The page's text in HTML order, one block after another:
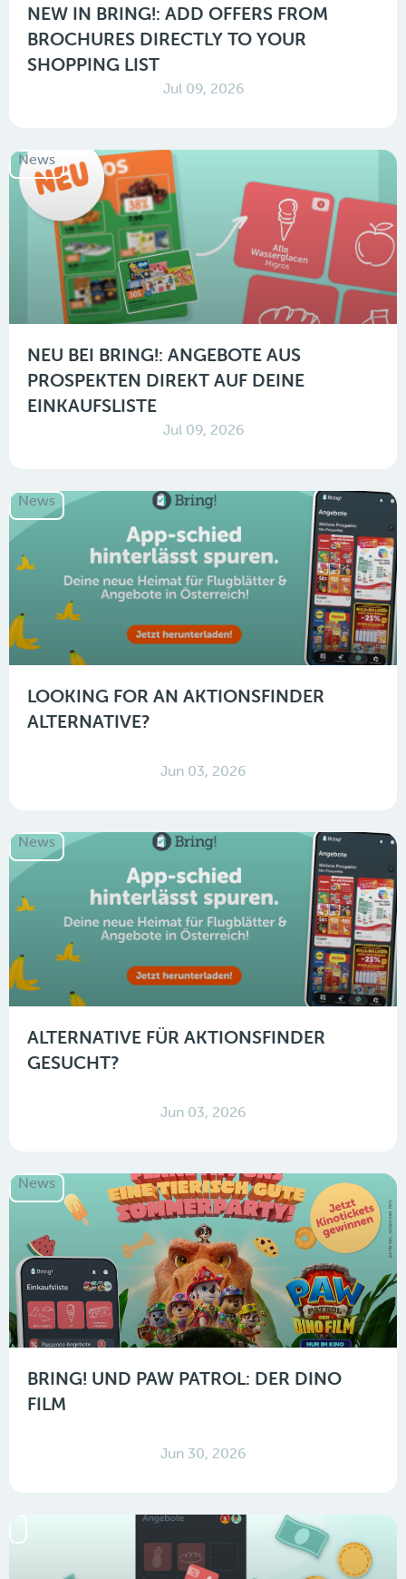
NEW IN BRING!: ADD OFFERS FROM
BROCHURES DIRECTLY TO YOUR
SHOPPING LIST
Jul 09, 2026
News
NEU BEI BRING!: ANGEBOTE AUS
PROSPEKTEN DIREKT AUF DEINE
EINKAUFSLISTE
Jul 09, 2026
News
LOOKING FOR AN AKTIONSFINDER
ALTERNATIVE?
Jun 03, 2026
News
ALTERNATIVE FÜR AKTIONSFINDER
GESUCHT?
Jun 03, 2026
News
BRING! UND PAW PATROL: DER DINO
FILM
Jun 30, 2026